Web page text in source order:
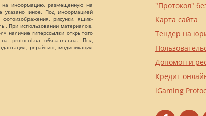
на информацию, размещенную на
указано иное. Под информацией
рисунки, ящик-
При использовании материалов,
наличие гиперссылки открытого
protocol.ua обязательна. Под
рерайтинг, модификация
"Протокол"
Карта сайта
Тендер на
Допомогти
Кредит
iGaming